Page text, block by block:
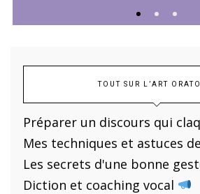
TOUT SUR L’ART
Préparer un discours qui
Mes techniques et astuces
Les secrets d'une bonne
Diction et coaching vocal